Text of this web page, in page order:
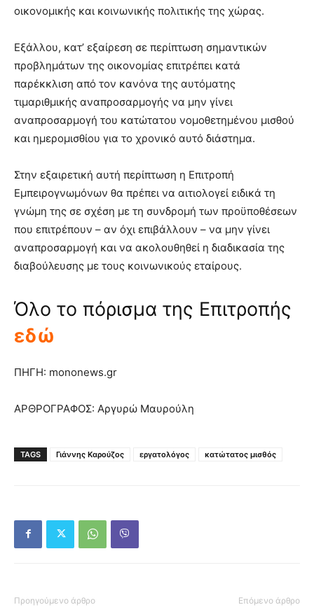
οικονομικής και κοινωνικής πολιτικής της χώρας.
Εξάλλου, κατ’ εξαίρεση σε περίπτωση σημαντικών
προβλημάτων της οικονομίας επιτρέπει κατά
παρέκκλιση από τον κανόνα της αυτόματης
τιμαριθμικής αναπροσαρμογής να μην γίνει
αναπροσαρμογή του κατώτατου νομοθετημένου μισθού
και ημερομισθίου για το χρονικό αυτό διάστημα.
Στην εξαιρετική αυτή περίπτωση η Επιτροπή
Εμπειρογνωμόνων θα πρέπει να αιτιολογεί ειδικά τη
γνώμη της σε σχέση με τη συνδρομή των προϋποθέσεων
που επιτρέπουν – αν όχι επιβάλλουν – να μην γίνει
αναπροσαρμογή και να ακολουθηθεί η διαδικασία της
διαβούλευσης με τους κοινωνικούς εταίρους.
Όλο το πόρισμα της Επιτροπής
εδώ
ΠΗΓΗ: mononews.gr
ΑΡΘΡΟΓΡΑΦΟΣ: Αργυρώ Μαυρούλη
TAGS Γιάννης Καρούζος εργατολόγος κατώτατος μισθός
Προηγούμενο άρθρο Επόμενο άρθρο